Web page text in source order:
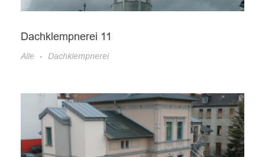
Dachklempnerei 11
Alle Dachklempnerei